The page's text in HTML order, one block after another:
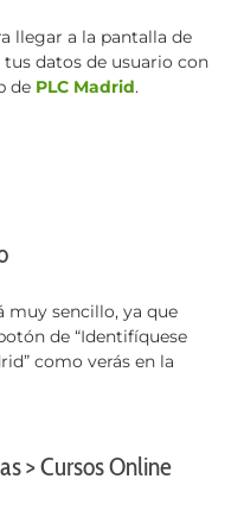
llegar a la pantalla de
datos de usuario con
de PLC Madrid.
muy sencillo, ya que
de “Identifíquese
como verás en la
> Cursos Online